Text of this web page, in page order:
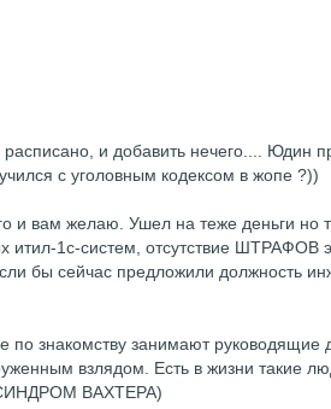
и добавить нечего.... Юдин
с уголовным кодексом в жопе ?))
и вам желаю. Ушел на теже деньги но
итил-1с-систем, отсутствие
бы сейчас предложили должность
по знакомству занимают руководящие
взлядом. Есть в жизни такие
СИНДРОМ ВАХТЕРА)